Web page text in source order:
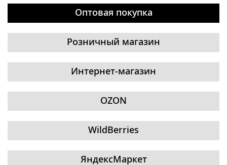
Оптовая покупка
Розничный магазин
Интернет-магазин
OZON
WildBerries
ЯндексМаркет